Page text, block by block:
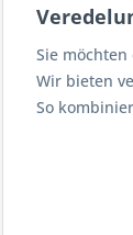
Sie möchten
Wir bieten
So